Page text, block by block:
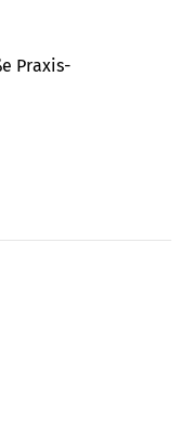
Praxis-